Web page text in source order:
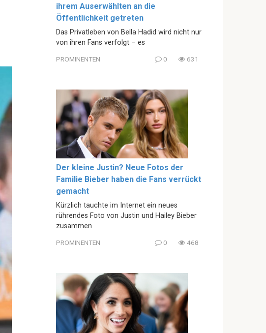
ihrem Auserwählten an die
Öffentlichkeit getreten
Das Privatleben von Bella Hadid wird nicht nur
von ihren Fans verfolgt – es
PROMINENTEN 0 631
Der kleine Justin? Neue Fotos der
Familie Bieber haben die Fans verrückt
gemacht
Kürzlich tauchte im Internet ein neues
rührendes Foto von Justin und Hailey Bieber
zusammen
PROMINENTEN 0 468